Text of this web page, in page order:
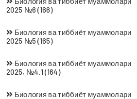
2025 №6 (166)
Биология ва тиббиёт муаммолари
2025 №5 (165)
Биология ва тиббиёт муаммолари
2025, №4.1 (164)
Биология ва тиббиёт муаммолари